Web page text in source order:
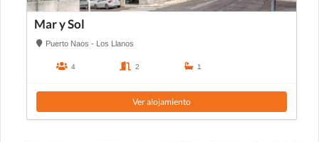
Mar y Sol
Puerto Naos - Los Llanos
4 2 1
Ver alojamiento